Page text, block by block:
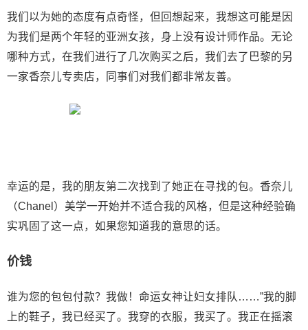
我们以为她的态度有点奇怪，但回想起来，我想这可能是因
为我们是两个年轻的亚洲女孩，身上没有设计师作品。无论
哪种方式，在我们进行了几次购买之后，我们去了巴黎的另
一家香奈儿专卖店，同事们对我们都非常友善。
幸运的是，我的朋友第二次找到了她正在寻找的包。香奈儿
（Chanel）美学一开始并不适合我的风格，但是这种经验确
实巩固了这一点，如果您知道我的意思的话。
价钱
谁为您的包包付款？我做！命运女神让妇女排队……”我的脚
上的鞋子，我已经买了。我穿的衣服，我买了。我正在摇滚